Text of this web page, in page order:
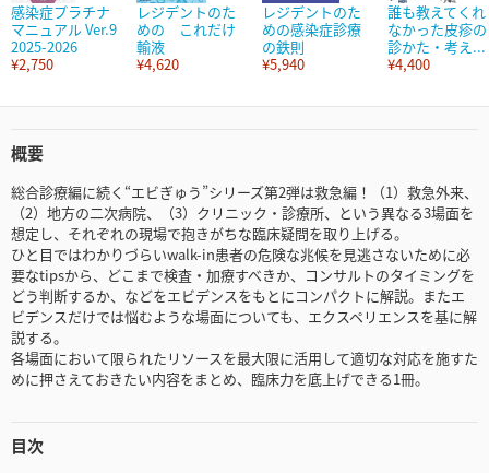
感染症プラチナ
マニュアル Ver.9
2025-2026
¥2,750
レジデントのた
めの これだけ
輸液
¥4,620
レジデントのた
めの感染症診療
の鉄則
¥5,940
誰も教えてくれ
なかった皮疹の
診かた・考え...
¥4,400
概要
総合診療編に続く“エビぎゅう”シリーズ第2弾は救急編！（1）救急外来、
（2）地方の二次病院、（3）クリニック・診療所、という異なる3場面を
想定し、それぞれの現場で抱きがちな臨床疑問を取り上げる。
ひと目ではわかりづらいwalk-in患者の危険な兆候を見逃さないために必
要なtipsから、どこまで検査・加療すべきか、コンサルトのタイミングを
どう判断するか、などをエビデンスをもとにコンパクトに解説。またエ
ビデンスだけでは悩むような場面についても、エクスペリエンスを基に解
説する。
各場面において限られたリソースを最大限に活用して適切な対応を施すた
めに押さえておきたい内容をまとめ、臨床力を底上げできる1冊。
目次